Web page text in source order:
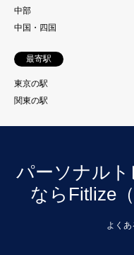
中部
中国・四国
最寄駅
東京の駅
関東の駅
パーソナル
ならFitlize
よくあ